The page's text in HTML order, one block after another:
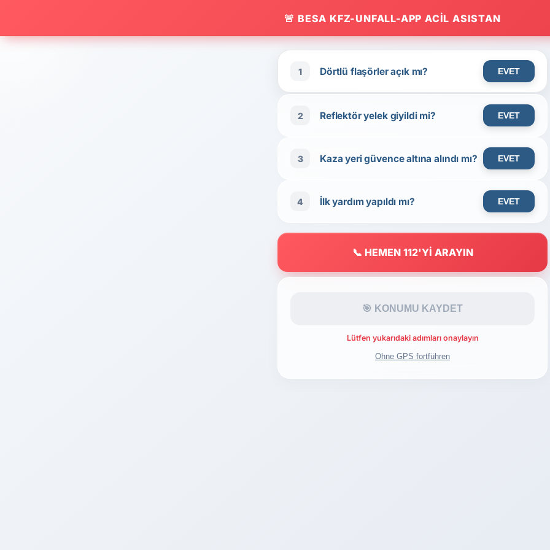
🚨 BESA KFZ-UNFALL-APP ACİL ASISTAN
1 Dörtlü flaşörler açık mı? EVET
2 Reflektör yelek giyildi mi? EVET
3 Kaza yeri güvence altına alındı mı? EVET
4 İlk yardım yapıldı mı? EVET
📞 HEMEN 112'Yİ ARAYIN
🎯 KONUMU KAYDET
Lütfen yukarıdaki adımları onaylayın
Ohne GPS fortführen